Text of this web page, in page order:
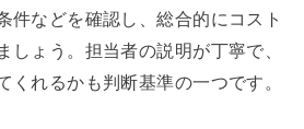
件などを確認し、総合的にコスト
しょう。担当者の説明が丁寧で、
くれるかも判断基準の一つです。